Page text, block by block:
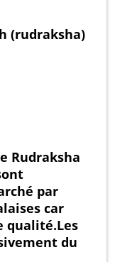
(rudraksha)
Rudraksha
par
car
qualité.Les
du